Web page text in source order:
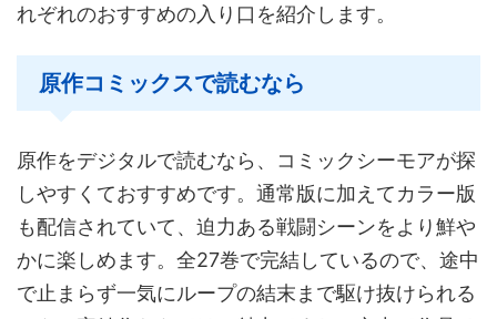
れぞれのおすすめの入り口を紹介します。
原作コミックスで読むなら
原作をデジタルで読むなら、コミックシーモアが探
しやすくておすすめです。通常版に加えてカラー版
も配信されていて、迫力ある戦闘シーンをより鮮や
かに楽しめます。全27巻で完結しているので、途中
で止まらず一気にループの結末まで駆け抜けられる